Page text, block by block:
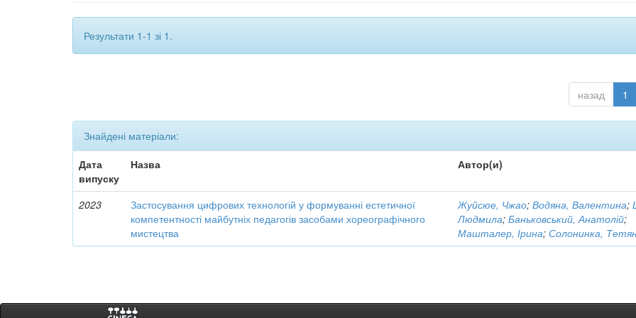
Результати 1-1 зі 1.
назад 1
Знайдені матеріали:
Дата
випуску
Назва Автор(и)
2023
Застосування цифрових технологій у формуванні естетичної
компетентності майбутніх педагогів засобами хореографічного
мистецтва
Жуйсюе, Чжао;Водяна, Валентина;
Людмила;Баньковський, Анатолій;
Машталер, Ірина;Солонинка,